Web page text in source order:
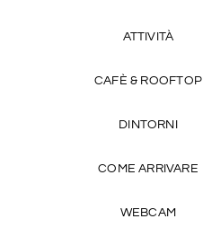
ATTIVITÀ
CAFÈ & ROOFTOP
DINTORNI
COME ARRIVARE
WEBCAM